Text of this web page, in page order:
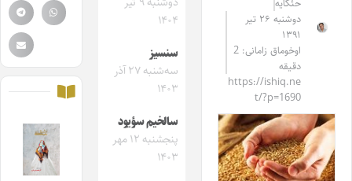
حئکایه
دوشنبه ۲۶ تیر
۱۳۹۱
اوخوماق زامانی: 2
دقیقه
https://ishiq.ne
t/?p=1690
۱۴۰۴
سنسیز
سه‌شنبه ۲۷ آذر
۱۴۰۳
سالخیم سؤیود
پنجشنبه ۱۲ مهر
۱۴۰۳